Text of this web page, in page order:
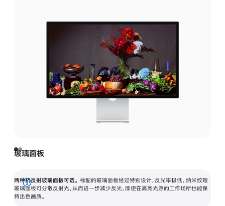
玻璃面板
两种抗反射玻璃面板可选。 标配的玻璃面板经过特别设计，反光率极低。纳米纹理
玻璃面板可分散反射光，从而进一步减少反光，即使在高亮光源的工作场所也能保
持出色画质。
展
开